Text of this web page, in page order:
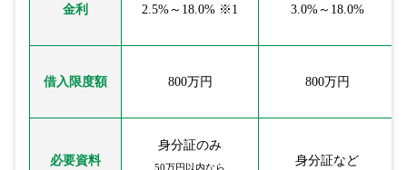
金利 2.5%～18.0% ※1 3.0%～18.0%
借入限度額 800万円 800万円
必要資料
身分証のみ
50万円以内なら
身分証など